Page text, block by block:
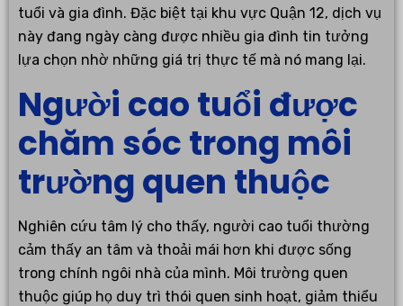
tuổi và gia đình. Đặc biệt tại khu vực Quận 12, dịch vụ
này đang ngày càng được nhiều gia đình tin tưởng
lựa chọn nhờ những giá trị thực tế mà nó mang lại.
Người cao tuổi được
chăm sóc trong môi
trường quen thuộc
Nghiên cứu tâm lý cho thấy, người cao tuổi thường
cảm thấy an tâm và thoải mái hơn khi được sống
trong chính ngôi nhà của mình. Môi trường quen
thuộc giúp họ duy trì thói quen sinh hoạt, giảm thiểu